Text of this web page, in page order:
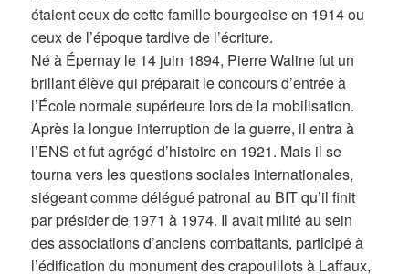
étaient ceux de cette famille bourgeoise en 1914 ou
ceux de l’époque tardive de l’écriture.
Né à Épernay le 14 juin 1894, Pierre Waline fut un
brillant élève qui préparait le concours d’entrée à
l’École normale supérieure lors de la mobilisation.
Après la longue interruption de la guerre, il entra à
l’ENS et fut agrégé d’histoire en 1921. Mais il se
tourna vers les questions sociales internationales,
siégeant comme délégué patronal au BIT qu’il finit
par présider de 1971 à 1974. Il avait milité au sein
des associations d’anciens combattants, participé à
l’édification du monument des crapouillots à Laffaux,